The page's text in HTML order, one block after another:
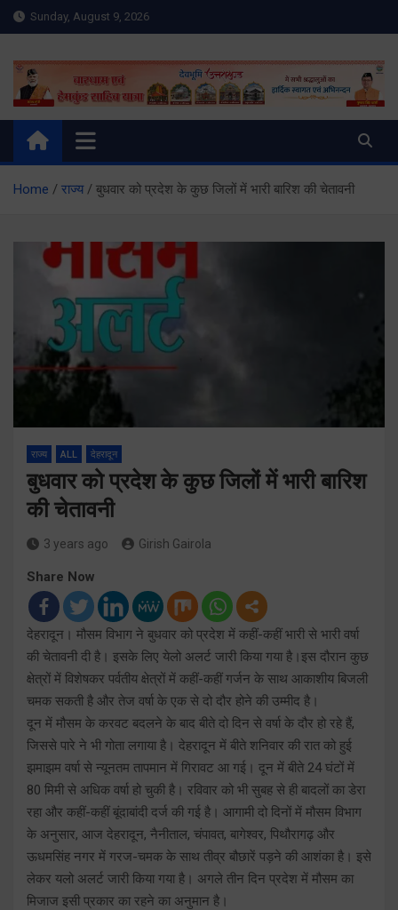
Skip
to
Sunday, August 9, 2026
Meru Raibar | Uttarakhand
News | Uttarkashi News
meruraibar.com
Home राज्य बुधवार को प्रदेश के कुछ जिलों में भारी बारिश की चेतावनी
राज्य ALL देहरादून
बुधवार को प्रदेश के कुछ जिलों में भारी बारिश
की चेतावनी
3 years ago Girish Gairola
Share Now
देहरादून। मौसम विभाग ने बुधवार को प्रदेश में कहीं-कहीं भारी से भारी वर्षा
की चेतावनी दी है। इसके लिए येलो अलर्ट जारी किया गया है।इस दौरान कुछ
क्षेत्रों में विशेषकर पर्वतीय क्षेत्रों में कहीं-कहीं गर्जन के साथ आकाशीय बिजली
चमक सकती है और तेज वर्षा के एक से दो दौर होने की उम्मीद है।
दून में मौसम के करवट बदलने के बाद बीते दो दिन से वर्षा के दौर हो रहे हैं,
जिससे पारे ने भी गोता लगाया है। देहरादून में बीते शनिवार की रात को हुई
झमाझम वर्षा से न्यूनतम तापमान में गिरावट आ गई। दून में बीते 24 घंटों में
80 मिमी से अधिक वर्षा हो चुकी है। रविवार को भी सुबह से ही बादलों का डेरा
रहा और कहीं-कहीं बूंदाबांदी दर्ज की गई है। आगामी दो दिनों में मौसम विभाग
के अनुसार, आज देहरादून, नैनीताल, चंपावत, बागेश्वर, पिथौरागढ़ और
ऊधमसिंह नगर में गरज-चमक के साथ तीव्र बौछारें पड़ने की आशंका है। इसे
लेकर यलो अलर्ट जारी किया गया है। अगले तीन दिन प्रदेश में मौसम का
मिजाज इसी प्रकार का रहने का अनुमान है।